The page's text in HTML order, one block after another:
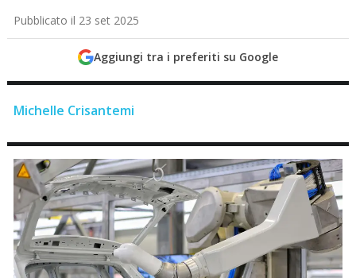
Pubblicato il 23 set 2025
Aggiungi tra i preferiti su Google
Michelle Crisantemi